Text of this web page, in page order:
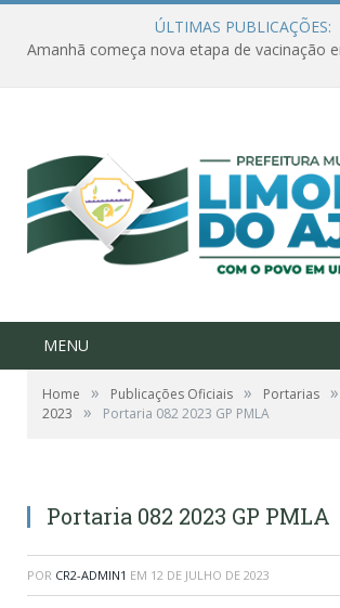
ÚLTIMAS PUBLICAÇÕES:
MENU
Home » Publicações Oficiais » Portarias »
2023
» Portaria 082 2023 GP PMLA
Portaria 082 2023 GP PMLA
POR CR2-ADMIN1 EM 12 DE JULHO DE 2023